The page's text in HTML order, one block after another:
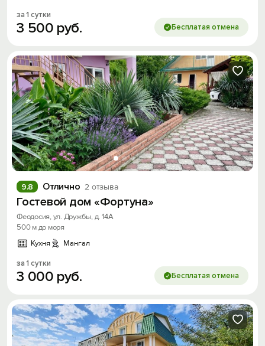
за 1 сутки
3 500 руб. Бесплатая отмена
Отлично 2 отзыва
9.8
Гостевой дом «Фортуна»
Феодосия, ул. Дружбы, д. 14А
500 м до моря
Кухня
Мангал
за 1 сутки
3 000 руб. Бесплатая отмена
Скидка −5%
Хочешь дешевле? Оставь почту и получи
промокод на первое бронирование!
Войти с помощью